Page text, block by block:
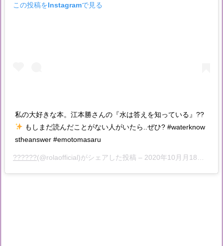
この投稿をInstagramで見る
私の大好きな本。江本勝さんの『水は答えを知っている』??
もしまだ読んだことがない人がいたら..ぜひ? #waterknow
stheanswer #emotomasaru
??????(@rolaofficial)がシェアした投稿 – 2020年10月月18日午後11時21分PDT